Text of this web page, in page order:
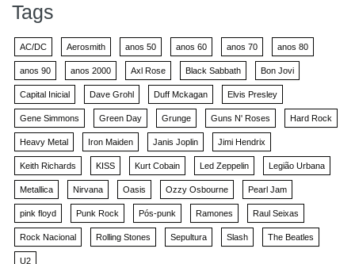
Tags
AC/DC Aerosmith anos 50 anos 60 anos 70 anos 80
anos 90 anos 2000 Axl Rose Black Sabbath Bon Jovi
Capital Inicial Dave Grohl Duff Mckagan Elvis Presley
Gene Simmons Green Day Grunge Guns N' Roses Hard Rock
Heavy Metal Iron Maiden Janis Joplin Jimi Hendrix
Keith Richards KISS Kurt Cobain Led Zeppelin Legião Urbana
Metallica Nirvana Oasis Ozzy Osbourne Pearl Jam
pink floyd Punk Rock Pós-punk Ramones Raul Seixas
Rock Nacional Rolling Stones Sepultura Slash The Beatles
U2